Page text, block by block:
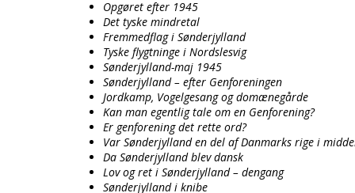
Opgøret efter 1945
Det tyske mindretal
Fremmedflag i Sønderjylland
Tyske flygtninge i Nordslesvig
Sønderjylland-maj 1945
Sønderjylland – efter Genforeningen
Jordkamp, Vogelgesang og domænegårde
Kan man egentlig tale om en Genforening?
Er genforening det rette ord?
Var Sønderjylland en del af Danmarks rige i
Da Sønderjylland blev dansk
Lov og ret i Sønderjylland – dengang
Sønderjylland i knibe